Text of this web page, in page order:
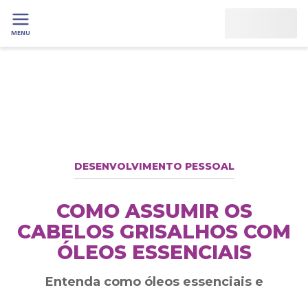
MENU
DESENVOLVIMENTO PESSOAL
COMO ASSUMIR OS
CABELOS GRISALHOS COM
ÓLEOS ESSENCIAIS
Entenda como óleos essenciais e